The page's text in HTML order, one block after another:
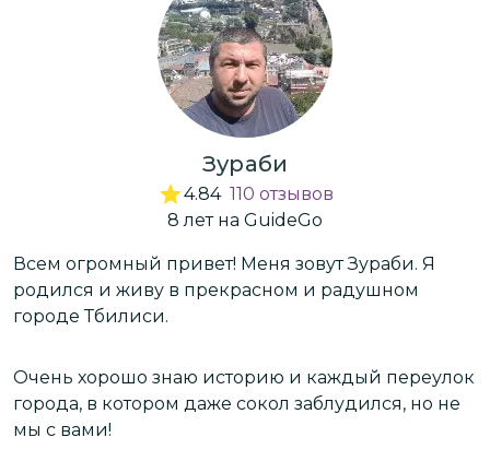
Зураби
4.84 110 отзывов
8 летна GuideGo
Всем огромный привет! Меня зовут Зураби. Я
родился и живу в прекрасном и радушном
городе Тбилиси.
Очень хорошо знаю историю и каждый переулок
города, в котором даже сокол заблудился, но не
мы с вами!